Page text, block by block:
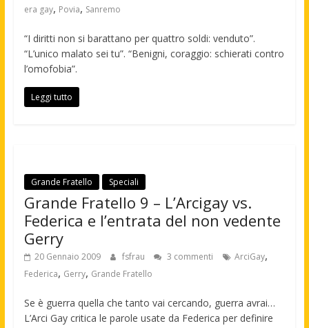
era gay, Povia, Sanremo
“I diritti non si barattano per quattro soldi: venduto”.
“L’unico malato sei tu”. “Benigni, coraggio: schierati contro
l’omofobia”.
Leggi tutto
Grande Fratello Speciali
Grande Fratello 9 – L’Arcigay vs.
Federica e l’entrata del non vedente
Gerry
20 Gennaio 2009 fsfrau 3 commenti ArciGay,
Federica, Gerry, Grande Fratello
Se è guerra quella che tanto vai cercando, guerra avrai…
L’Arci Gay critica le parole usate da Federica per definire